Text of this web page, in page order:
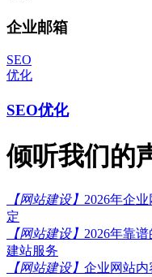
企业邮箱
SEO
优化
SEO优化
倾听我们的
【网站建设】 2026年企
定
【网站建设】 2026年靠
建站服务
【网站建设】 企业网站